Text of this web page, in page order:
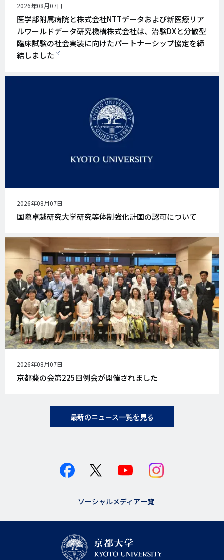
公
開
日
2026年08月07日
医学部附属病院と株式会社NTTデータおよび新医療リア
ルワールドデータ研究機構株式会社は、治験DXと分散型
臨床試験の社会実装に向けたパートナーシップ協定を締
結しました
公
開
日
2026年08月07日
国際卓越研究大学研究等体制強化計画の認可について
公
開
日
2026年08月07日
京都葵の会第225回例会が開催されました
最新のニュース一覧を見る
ソーシャルメディア一覧